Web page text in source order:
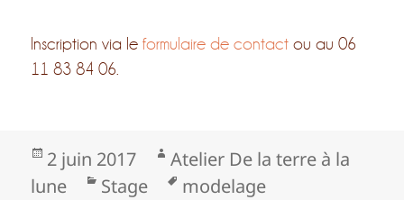
Inscription via leformulaire de contact ou au 06
11 83 84 06.
Publié
le
2 juin 2017 Auteur
Atelier De la terre à la
lune
Catégories
Stage
Mots-
modelage